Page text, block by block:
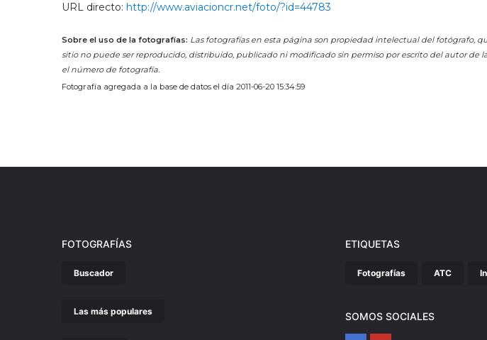
URL directo: http://www.aviacioncr.net/foto/?id=44783
Sobre el uso de la fotografías: Las fotografías en esta página son propiedad intelectual del fotógrafo,
sitio no puede ser reproducido, distribuido, publicado ni modificado sin permiso por escrito del autor de
el número de fotografía.
Fotografía agregada a la base de datos el día 2011-06-20 15:34:59
FOTOGRAFÍAS
Buscador
Las más populares
ETIQUETAS
Fotografías ATC
SOMOS SOCIALES